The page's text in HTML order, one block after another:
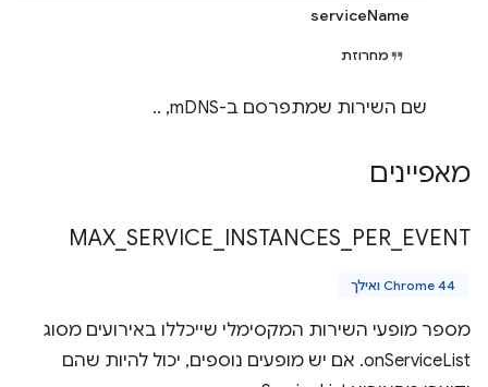
serviceName
מחרוזת
שם השירות שמתפרסם ב-mDNS, ..
מאפיינים
MAX SERVICE INSTANCES PER EVENT
Chrome 44 ואילך
מספר מופעי השירות המקסימלי שייכללו באירועים מסוג
onServiceList. אם יש מופעים נוספים, יכול להיות שהם